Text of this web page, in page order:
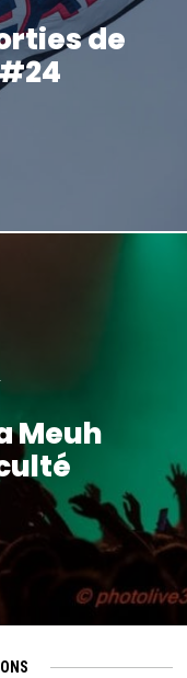
de
Meuh